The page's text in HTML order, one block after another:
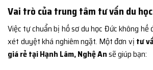
Vai trò của trung tâm tư vấn du
Việc tự chuẩn bị hồ sơ du học Đức không hề
xét duyệt khá nghiêm ngặt. Một đơn vị tư
giá rẻ tại Hạnh Lâm, Nghệ Ansẽ giúp bạn: